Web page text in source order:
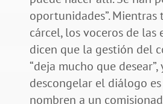
oportunidades”. Mientras
cárcel, los voceros de las
dicen que la gestión del
“deja mucho que desear”,
descongelar el diálogo es
nombren a un